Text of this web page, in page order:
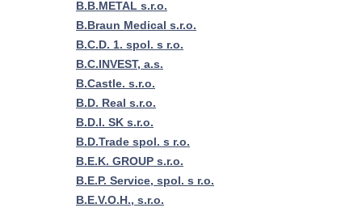
B.B.METAL s.r.o.
B.Braun Medical s.r.o.
B.C.D. 1. spol. s r.o.
B.C.INVEST, a.s.
B.Castle. s.r.o.
B.D. Real s.r.o.
B.D.I. SK s.r.o.
B.D.Trade spol. s r.o.
B.E.K. GROUP s.r.o.
B.E.P. Service, spol. s r.o.
B.E.V.O.H., s.r.o.